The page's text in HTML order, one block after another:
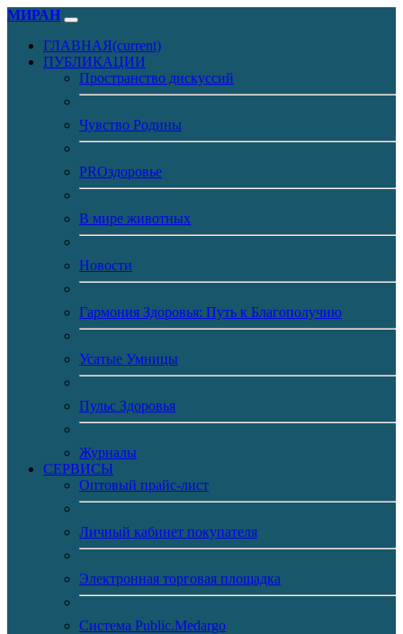
МИРАН
ГЛАВНАЯ(current)
ПУБЛИКАЦИИ
Пространство дискуссий
Чувство Родины
PROздоровье
В мире животных
Новости
Гармония Здоровья: Путь к Благополучию
Усатые Умницы
Пульс Здоровья
Журналы
CЕРВИСЫ
Оптовый прайс-лист
Личный кабинет покупателя
Электронная торговая площадка
Система Public.Medargo